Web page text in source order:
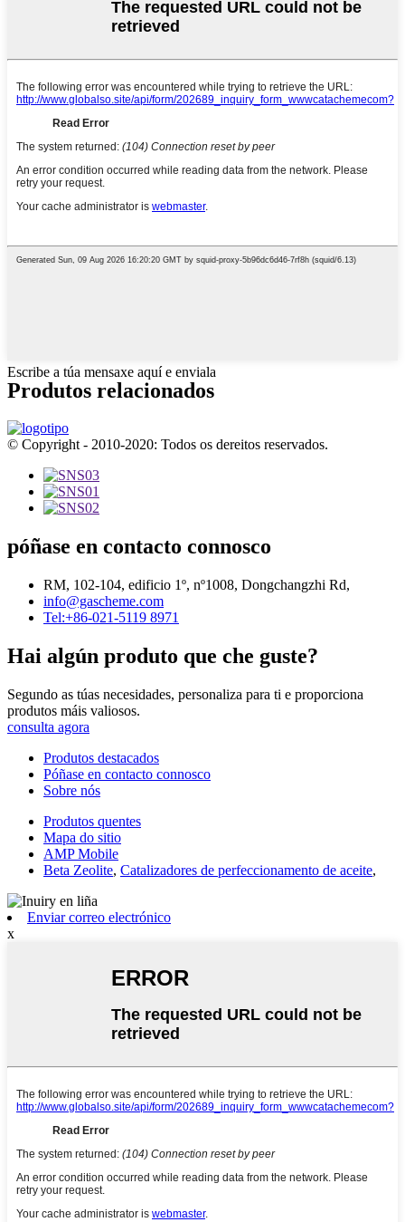
Escribe a túa mensaxe aquí e enviala
Produtos relacionados
© Copyright - 2010-2020: Todos os dereitos reservados.
póñase en contacto connosco
RM, 102-104, edificio 1º, nº1008, Dongchangzhi Rd,
info@gascheme.com
Tel:+86-021-5119 8971
Hai algún produto que che guste?
Segundo as túas necesidades, personaliza para ti e proporciona
produtos máis valiosos.
consulta agora
Produtos destacados
Póñase en contacto connosco
Sobre nós
Produtos quentes
Mapa do sitio
AMP Mobile
Beta Zeolite, Catalizadores de perfeccionamento de aceite,
Enviar correo electrónico
x